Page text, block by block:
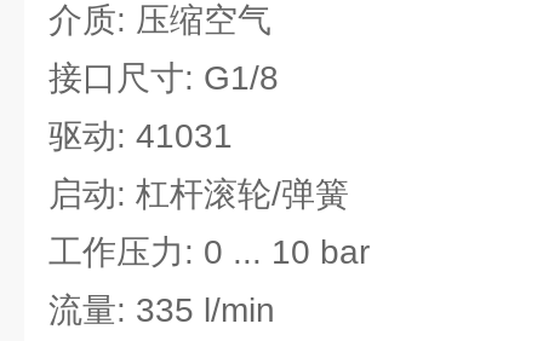
介质: 压缩空气
接口尺寸: G1/8
驱动: 41031
启动: 杠杆滚轮/弹簧
工作压力: 0 ... 10 bar
流量: 335 l/min